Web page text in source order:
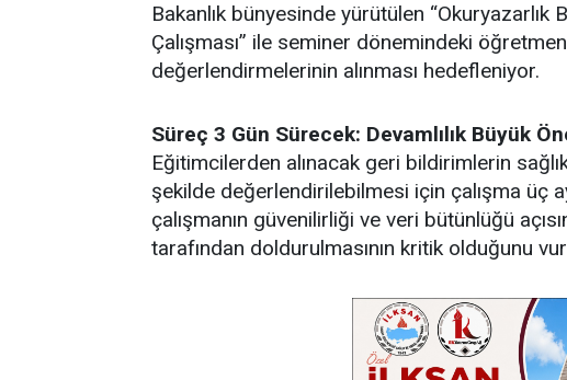
Bakanlık bünyesinde yürütülen “Okuryazarlık
Çalışması” ile seminer dönemindeki
değerlendirmelerinin alınması hedefleniyor.
Süreç 3 Gün Sürecek: Devamlılık Büyük
Eğitimcilerden alınacak geri bildirimlerin
şekilde değerlendirilebilmesi için çalışma üç
çalışmanın güvenilirliği ve veri bütünlüğü
tarafından doldurulmasının kritik olduğunu